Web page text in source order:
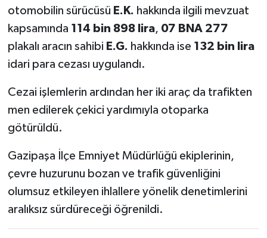
otomobilin sürücüsü E.K. hakkında ilgili mevzuat
kapsamında 114 bin 898 lira, 07 BNA 277
plakalı aracın sahibi E.G. hakkında ise 132 bin lira
idari para cezası uygulandı.
Cezai işlemlerin ardından her iki araç da trafikten
men edilerek çekici yardımıyla otoparka
götürüldü.
Gazipaşa İlçe Emniyet Müdürlüğü ekiplerinin,
çevre huzurunu bozan ve trafik güvenliğini
olumsuz etkileyen ihlallere yönelik denetimlerini
aralıksız sürdüreceği öğrenildi.